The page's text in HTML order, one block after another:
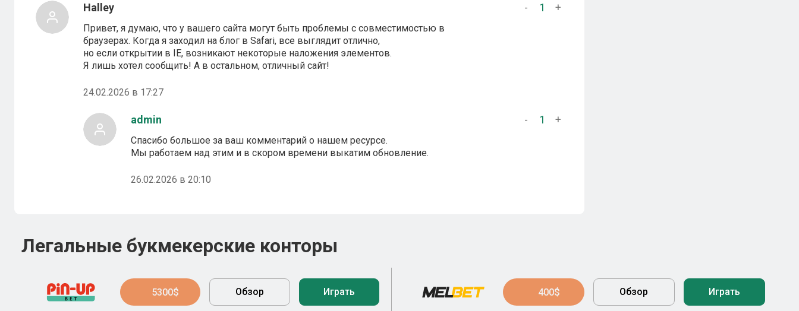
Halley - 1 +
Привет, я думаю, что у вашего сайта могут быть проблемы с совместимостью в
браузерах. Когда я заходил на блог в Safari, все выглядит отлично,
но если открытии в IE, возникают некоторые наложения элементов.
Я лишь хотел сообщить! А в остальном, отличный сайт!
24.02.2026 в 17:27
admin - 1 +
Спасибо большое за ваш комментарий о нашем ресурсе.
Мы работаем над этим и в скором времени выкатим обновление.
26.02.2026 в 20:10
Легальные букмекерские конторы
5300$ Обзор Играть 400$ Обзор Играть